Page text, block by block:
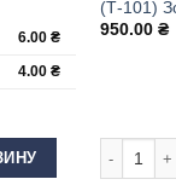
6.00 ₴
4.00 ₴
таблетка 15 мм
(Т-101)
950.00 ₴